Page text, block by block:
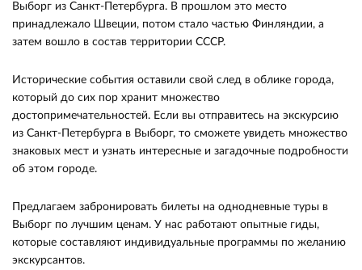
Выборг из Санкт-Петербурга. В прошлом это место
принадлежало Швеции, потом стало частью Финляндии, а
затем вошло в состав территории СССР.
Исторические события оставили свой след в облике города,
который до сих пор хранит множество
достопримечательностей. Если вы отправитесь на экскурсию
из Санкт-Петербурга в Выборг, то сможете увидеть множество
знаковых мест и узнать интересные и загадочные подробности
об этом городе.
Предлагаем забронировать билеты на однодневные туры в
Выборг по лучшим ценам. У нас работают опытные гиды,
которые составляют индивидуальные программы по желанию
экскурсантов.